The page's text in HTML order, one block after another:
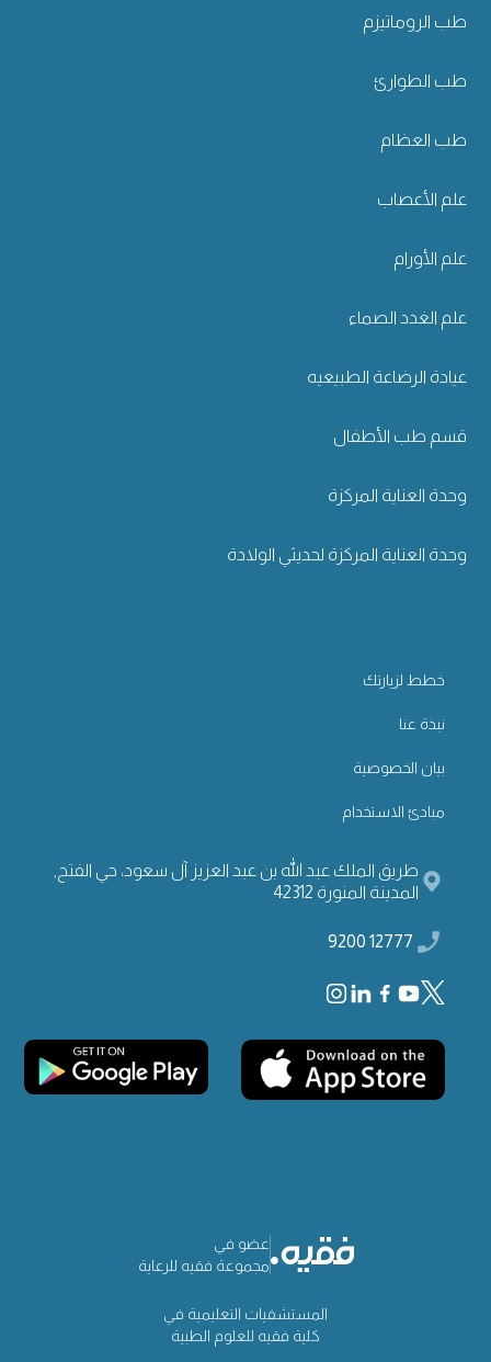
طب الروماتيزم
طب الطوارئ
طب العظام
علم الأعصاب
علم الأورام
علم الغدد الصماء
عيادة الرضاعة الطبيعيه
قسم طب الأطفال
وحدة العناية المركزة
وحدة العناية المركزة لحديثي الولادة
خطط لزيارتك
نبذة عنا
بيان الخصوصية
مبادئ الاستخدام
طريق الملك عبد الله بن عبد العزيز آل سعود، حي الفتح,
المدينة المنورة 42312
12777 9200
عضو في
مجموعة فقيه للرعاية
المستشفيات التعليمية في
كلية فقيه للعلوم الطبية